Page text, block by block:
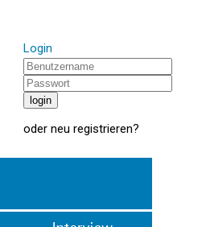
Login
oder neu registrieren?